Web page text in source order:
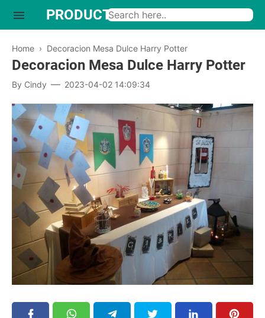
Home › Decoracion Mesa Dulce Harry Potter
Decoracion Mesa Dulce Harry Potter
By Cindy 2023-04-02 14:09:34